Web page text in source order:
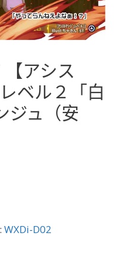
【アシス
ベル２「白
ジュ（安
WXDi-D02